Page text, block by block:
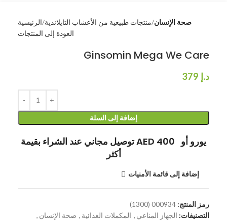
الرئيسية منتجات طبيعية من الأعشاب التايلاندية صحة الإنسان
العودة إلى المنتجات
Ginsomin Mega We Care
د.إ
إضافة إلى السلة
توصيل مجاني عند الشراء بقيمة AED 400 يورو أو
أكثر
إضافة إلى قائمة الأمنيات
رمز المنتج: 000934 (1300)
التصنيفات: الجهاز المناعي , المكملات الغذائية , صحة الإنسان ,